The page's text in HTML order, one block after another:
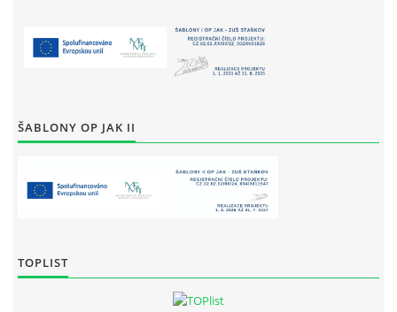
ŠABLONY OP JAK II
TOPLIST